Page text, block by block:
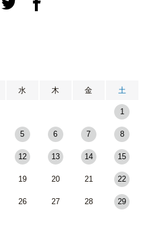
水 木 金 土
1
5 6 7 8
12 13 14 15
19 20 21 22
26 27 28 29